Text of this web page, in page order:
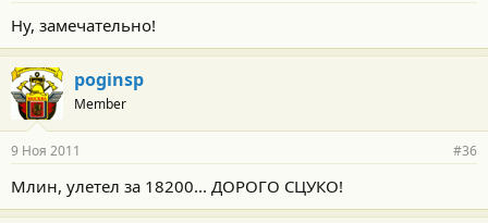
Ну, замечательно!
poginsp
Member
9 Ноя 2011 #36
Млин, улетел за 18200... ДОРОГО СЦУКО!